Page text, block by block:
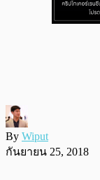
By Wiput
กันยายน 25, 2018